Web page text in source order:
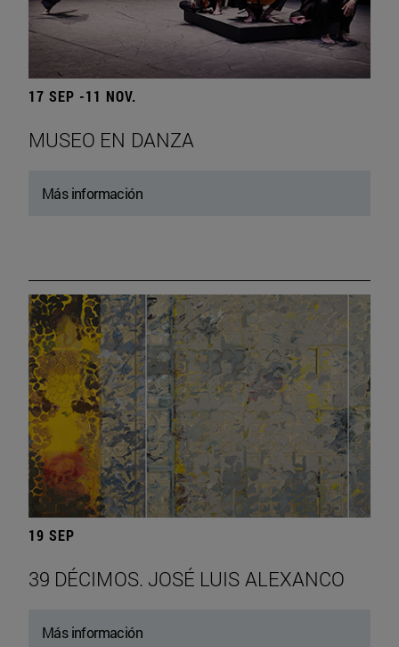
17 SEP -11 NOV.
MUSEO EN DANZA
Más información
19 SEP
39 DÉCIMOS. JOSÉ LUIS ALEXANCO
Más información